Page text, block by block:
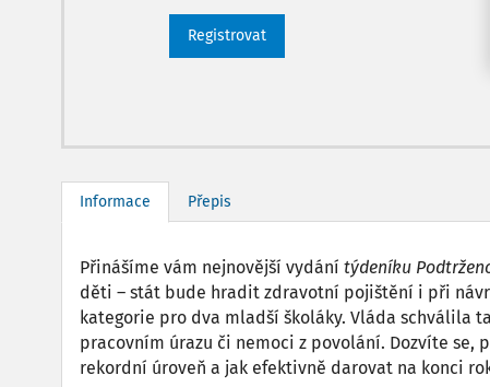
Registrovat
Informace Přepis
Přinášíme vám nejnovější vydání týdeníku
děti – stát bude hradit zdravotní pojištění i při
kategorie pro dva mladší školáky. Vláda schválila
pracovním úrazu či nemoci z povolání. Dozvíte se,
rekordní úroveň a jak efektivně darovat na konci